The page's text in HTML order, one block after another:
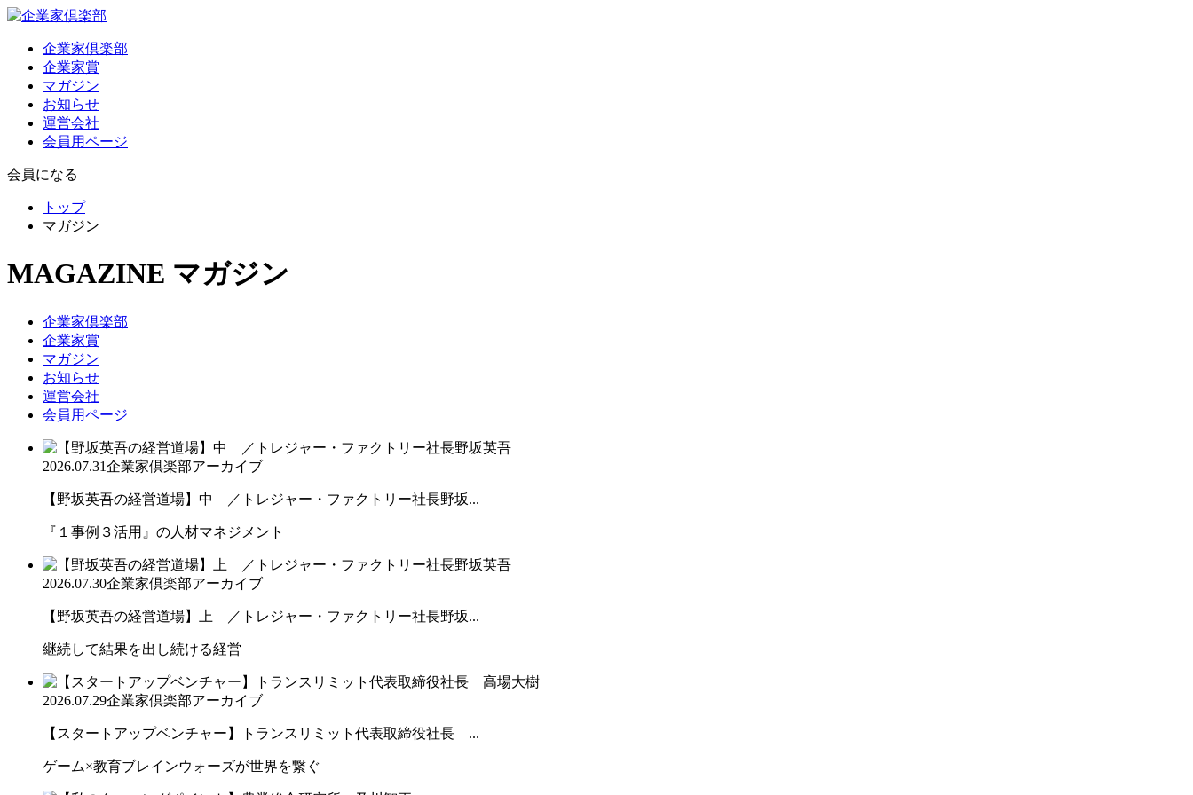
企業家倶楽部
企業家賞
マガジン
お知らせ
運営会社
会員用ページ
会員になる
トップ
マガジン
MAGAZINE マガジン
企業家倶楽部
企業家賞
マガジン
お知らせ
運営会社
会員用ページ
2026.07.31企業家倶楽部アーカイブ
【野坂英吾の経営道場】中 ／トレジャー・ファクトリー社長野坂...
『１事例３活用』の人材マネジメント
2026.07.30企業家倶楽部アーカイブ
【野坂英吾の経営道場】上 ／トレジャー・ファクトリー社長野坂...
継続して結果を出し続ける経営
2026.07.29企業家倶楽部アーカイブ
【スタートアップベンチャー】トランスリミット代表取締役社長 ...
ゲーム×教育ブレインウォーズが世界を繋ぐ